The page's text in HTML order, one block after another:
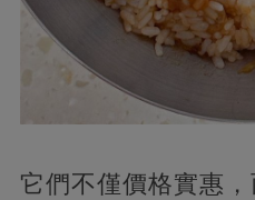
它們不僅價格實惠